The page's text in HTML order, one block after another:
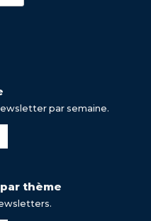
par semaine.
thème